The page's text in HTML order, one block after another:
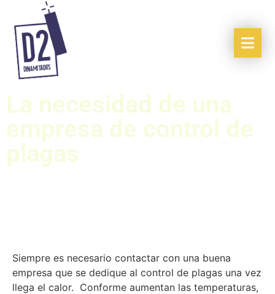
La necesidad de una
empresa de control de
plagas
Siempre es necesario contactar con una buena
empresa que se dedique al control de plagas una vez
llega el calor. Conforme aumentan las temperaturas,